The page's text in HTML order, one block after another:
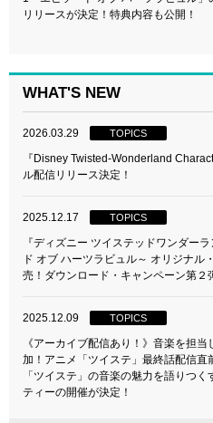
リリースが決定！特典内容も公開！
WHAT'S NEW
2026.03.29 TOPICS
『Disney Twisted-Wonderland
ル配信リリース決定！
2025.12.17 TOPICS
『ディズニー ツイステッドワンダー
ド オブ ハーツラビュル～ オリジナル
売！ダウンロード・キャンペーン第２
2025.12.09 TOPICS
《アーカイブ配信あり！》音楽を担当
加！アニメ「ツイステ」最終話配信直
「ツイステ」の音楽の魅力を語りつ
ティーの開催が決定！